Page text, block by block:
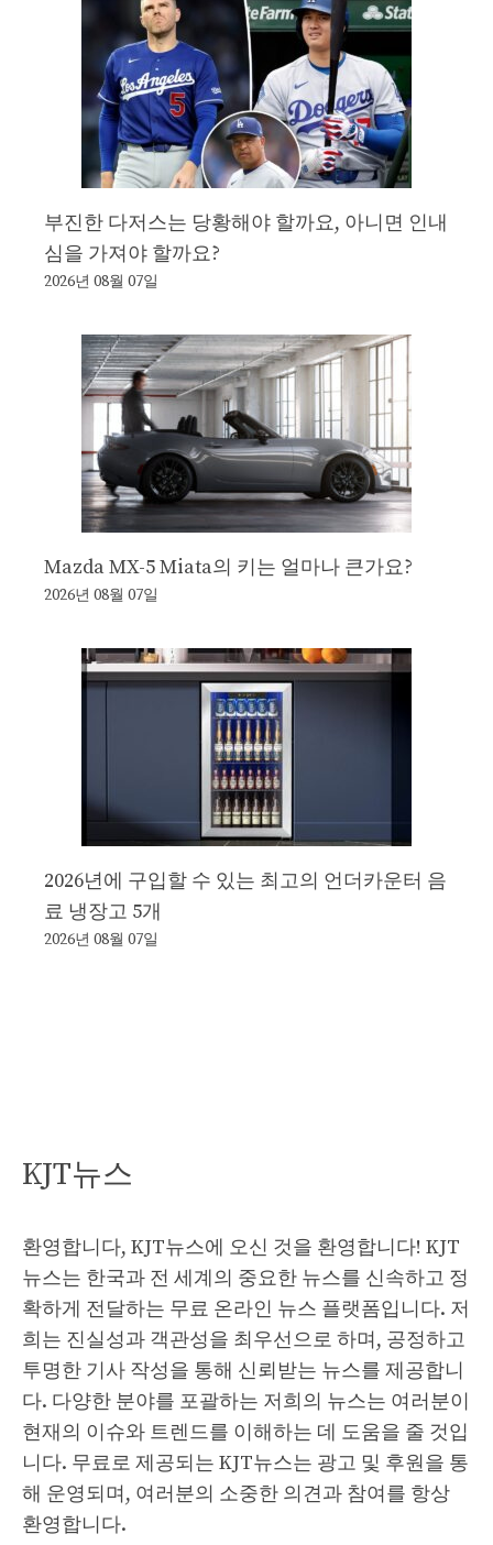
부진한 다저스는 당황해야 할까요, 아니면 인내
심을 가져야 할까요?
2026년 08월 07일
Mazda MX-5 Miata의 키는 얼마나 큰가요?
2026년 08월 07일
2026년에 구입할 수 있는 최고의 언더카운터 음
료 냉장고 5개
2026년 08월 07일
KJT뉴스
환영합니다, KJT뉴스에 오신 것을 환영합니다! KJT
뉴스는 한국과 전 세계의 중요한 뉴스를 신속하고 정
확하게 전달하는 무료 온라인 뉴스 플랫폼입니다. 저
희는 진실성과 객관성을 최우선으로 하며, 공정하고
투명한 기사 작성을 통해 신뢰받는 뉴스를 제공합니
다. 다양한 분야를 포괄하는 저희의 뉴스는 여러분이
현재의 이슈와 트렌드를 이해하는 데 도움을 줄 것입
니다. 무료로 제공되는 KJT뉴스는 광고 및 후원을 통
해 운영되며, 여러분의 소중한 의견과 참여를 항상
환영합니다.